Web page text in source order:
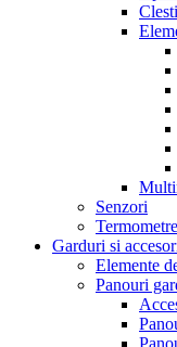
Senzori
Termometre
Garduri si
Elemente
Panouri